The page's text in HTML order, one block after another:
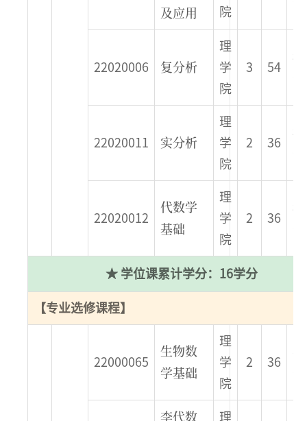
及应用
院
22020006 复分析
理
学
院
3 54
秋
22020011 实分析
理
学
院
2 36
秋
22020012
代数学
基础
理
学
院
2 36
秋
★ 学位课累计学分：16学分
【专业选修课程】
22000065
生物数
学基础
理
学
院
2 36
李代数 理